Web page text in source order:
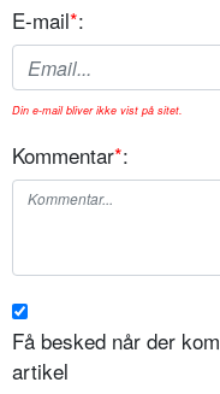
E-mail*:
Din e-mail bliver ikke vist på sitet.
Kommentar*:
Få besked når der
artikel